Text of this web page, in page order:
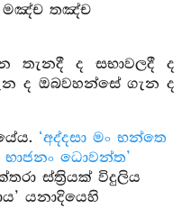
මඤ්ච තඤ්ච
තැනදී ද සභාවලදී ද
ද ඔබවහන්සේ ගැන ද
‘අද්දසා මං භන්තෙ
ධොවන්ත’
ස්ත්‍රියක් විදුලිය
යනාදියෙහි